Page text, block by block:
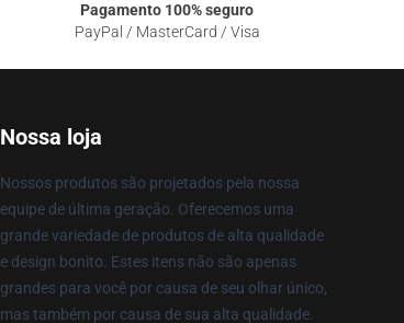
Pagamento 100% seguro
PayPal / MasterCard / Visa
Nossa loja
Nossos produtos são projetados pela nossa
equipe de última geração. Oferecemos uma
grande variedade de produtos de alta qualidade
e design bonito. Estes itens não são apenas
grandes para você por causa de seu olhar único,
mas também por causa de sua alta qualidade.